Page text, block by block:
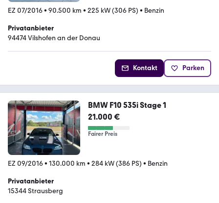
EZ 07/2016• 90.500 km • 225 kW (306 PS) • Benzin
Privatanbieter
94474 Vilshofen an der Donau
Kontakt Parken
BMW F10 535i Stage 1
21.000 €
Fairer Preis
EZ 09/2016• 130.000 km • 284 kW (386 PS) • Benzin
Privatanbieter
15344 Strausberg